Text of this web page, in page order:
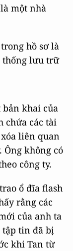
một nhà
hồ sơ là
thống lưu trữ
bản khai của
chứa các tài
liên quan
Ông không có
công ty.
ổ đĩa flash
rằng các
của anh ta
tập tin đã bị
khi Tan từ